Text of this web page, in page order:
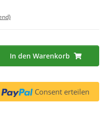
In den Warenkorb
Consent erteilen